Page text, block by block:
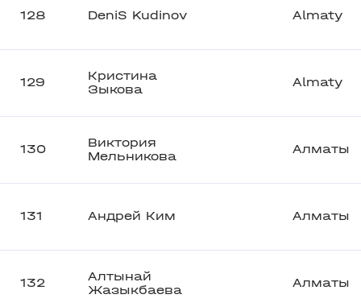
128 DeniS Kudinov Almaty
129
Кристина
Зыкова
Almaty
130
Виктория
Мельникова
Алматы
131 Андрей Ким Алматы
132
Алтынай
Жазыкбаева
Алматы